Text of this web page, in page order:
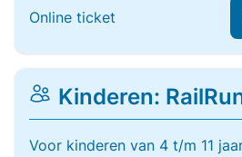
Online ticket
Kinderen:
Voor kinderen van 4 t/m 11